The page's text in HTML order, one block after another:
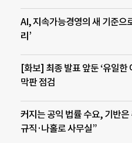
AI, 지속가능경영의 새 기준으
리’
[화보] 최종 발표 앞둔 ‘유일
막판 점검
커지는 공익 법률 수요, 기반
규직·나홀로 사무실”